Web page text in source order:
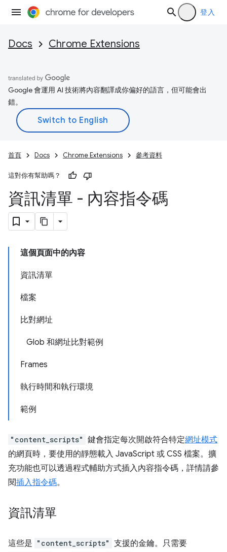
登入
Docs Chrome Extensions
Google 會運用 AI 技術將內容翻譯成你偏好的語言，但可能會出
錯。
首頁 Docs Chrome Extensions 參考資料
這對你有幫助嗎？
資訊清單 - 內容指令碼
這個頁面中的內容
資訊清單
檔案
比對網址
Glob 和網址比對範例
Frames
執行時間和執行環境
範例
"content_scripts" 鍵會指定每次開啟符合特定網址模式
的網頁時，要使用的靜態載入 JavaScript 或 CSS 檔案。擴
充功能也可以透過程式輔助方式插入內容指令碼，詳情請參
閱插入指令碼。
資訊清單
這些是 "content_scripts" 支援的金鑰。只需要